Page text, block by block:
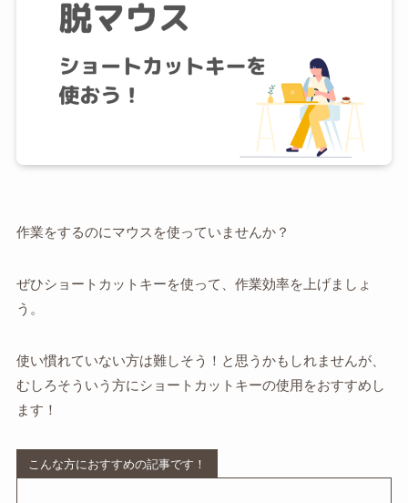
作業をするのにマウスを使っていませんか？
ぜひショートカットキーを使って、作業効率を上げましょ
う。
使い慣れていない方は難しそう！と思うかもしれませんが、
むしろそういう方にショートカットキーの使用をおすすめし
ます！
こんな方におすすめの記事です！